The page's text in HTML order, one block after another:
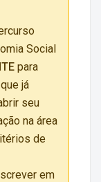
Social
para
já
seu
na área
de
em